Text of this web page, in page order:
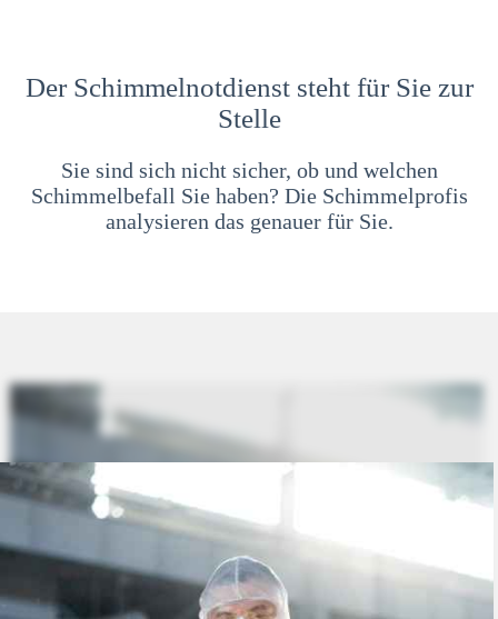
Der Schimmelnotdienst steht für Sie zur
Stelle
Sie sind sich nicht sicher, ob und welchen
Schimmelbefall Sie haben? Die Schimmelprofis
analysieren das genauer für Sie.